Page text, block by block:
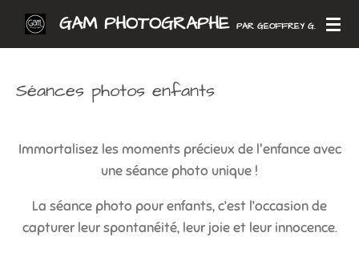
Passer
principal
GAM PHOTOGRAPHE PAR GEOFFREY G.
Séances photos enfants
Immortalisez les moments précieux de l'enfance avec
une séance photo unique !
La séance photo pour enfants, c’est l’occasion de
capturer leur spontanéité, leur joie et leur innocence.